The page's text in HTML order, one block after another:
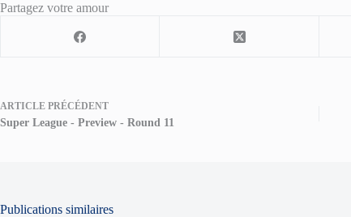
Partagez votre amour
ARTICLE PRÉCÉDENT
Super League - Preview - Round 11
Publications similaires